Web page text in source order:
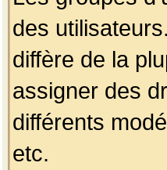
des
diffère de la
assigner des
différents
etc.